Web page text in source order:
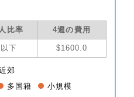
比率 4週の費用
下 $1600.0
郊
多国籍
小規模